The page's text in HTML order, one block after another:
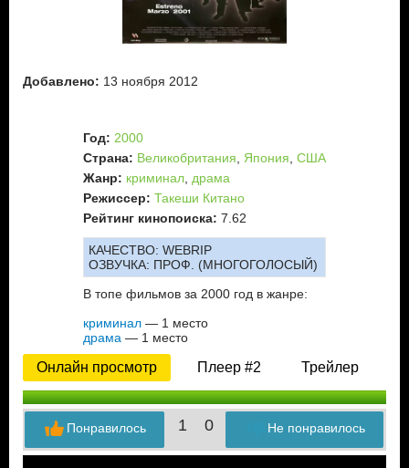
Добавлено: 13 ноября 2012
Год: 2000
Страна: Великобритания Япония США
Жанр: криминал драма
Режиссер: Такеши Китано
Рейтинг кинопоиска: 7.62
КАЧЕСТВО: WEBRIP
ОЗВУЧКА: ПРОФ. (МНОГОГОЛОСЫЙ)
В топе фильмов за 2000 год в жанре:
криминал — 1 место
драма — 1 место
Онлайн просмотр Плеер #2 Трейлер
1 0 Не понравилось
Понравилось